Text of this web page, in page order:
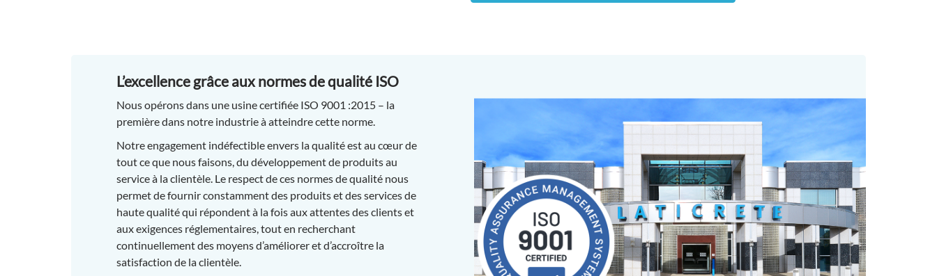
L’excellence grâce aux normes de qualité ISO
Nous opérons dans une usine certifiée ISO 9001 :2015 – la
première dans notre industrie à atteindre cette norme.
Notre engagement indéfectible envers la qualité est au cœur de
tout ce que nous faisons, du développement de produits au
service à la clientèle. Le respect de ces normes de qualité nous
permet de fournir constamment des produits et des services de
haute qualité qui répondent à la fois aux attentes des clients et
aux exigences réglementaires, tout en recherchant
continuellement des moyens d’améliorer et d’accroître la
satisfaction de la clientèle.